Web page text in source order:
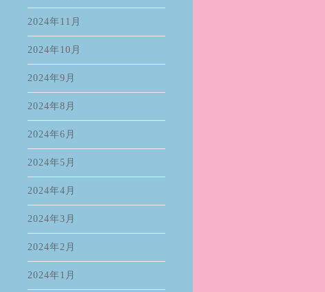
2024年11月
2024年10月
2024年9月
2024年8月
2024年6月
2024年5月
2024年4月
2024年3月
2024年2月
2024年1月